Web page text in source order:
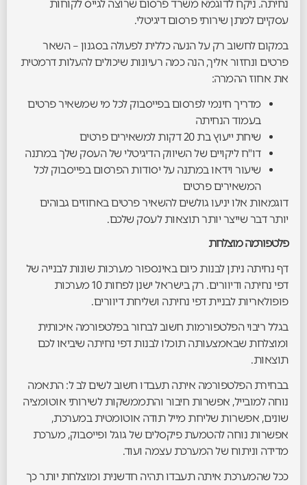
נחיתה. ניקח לדוגמא משרד פרסום שרוצה לגייס לקוחות
עסקיים למתן שירותי פרסום דיגיטלי.
במקום לחשוב רק על הנעה כללית לפעולה בסגנון – השאר
פרטים ונחזור אליך, הנה כמה רעיונות שיכולים להעלות דרמטית
את אחוז ההמרה:
מדריך חינמי לפרסום בפייסבוק לכל מי שמשאיר פרטים
בעמוד הנחיתה
שיחת ייעוץ בת 20 דקות למשאירים פרטים
דו"ח ליקויים של השיווק הדיגיטלי של העסק שלך במתנה
שיעור וידאו במתנה על יסודות הפרסום בפייסבוק לכל
המשאירים פרטים
דוגמאות אלו יניעו גולשים להשאיר פרטים באחוזים גבוהים
יותר דבר שייצר יותר תוצאות לעסק שלכם.
פלטפורמה מוצלחת
דף נחיתה ניתן לבנות כיום באינספור מערכות שונות לבנייה של
דפי נחיתה ודיוורים. רק בישראל ישנן לפחות 10 מערכות
פופולאריות לבניית דפי נחיתה ושליחת דיוורים.
בגלל ריבוי הפלטפורמות חשוב לבחור בפלטפורמה איכותית
ומוצלחת שבאמצעותה תוכלו לבנות דפי נחיתה שיביאו לכם
תוצאות.
בבחירת הפלטפורמה איתה תעבדו חשוב לשים לב ל: התאמה
נוחה למובייל, אפשרות חיבור והתממשקות לשירותי אוטומציה
שונים, אפשרות שליחת מייל תודה אוטומטית במערכת,
אפשרות נוחה להטמעת פיקסלים של גוגל ופייסבוק, מערכת
מדידה וניתוח של המערכת עצמה ועוד.
ככל שהמערכת איתה תעבדו תהיה חדשנית ומוצלחת יותר כך